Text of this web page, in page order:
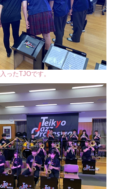
ったTJOです。